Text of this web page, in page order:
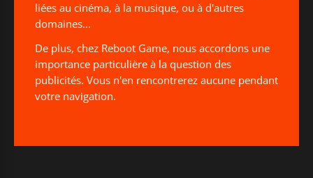
liées au cinéma, à la musique, ou à d'autres
domaines...
De plus, chez Reboot Game, nous accordons une
importance particulière à la question des
publicités. Vous n'en rencontrerez aucune pendant
votre navigation.